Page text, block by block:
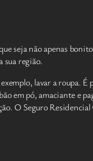
seja não apenas
sua região.
lavar a roupa. É
em pó, amaciante e
O Seguro Residencial